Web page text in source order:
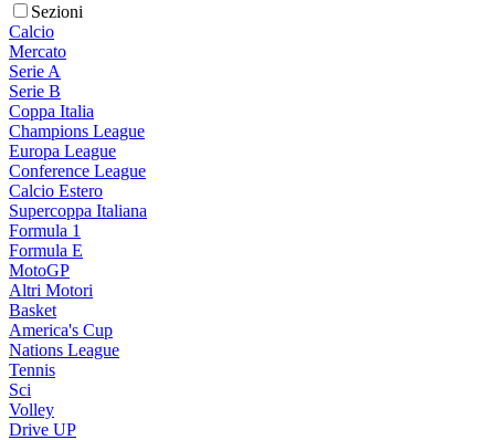
Sezioni
Calcio
Mercato
Serie A
Serie B
Coppa Italia
Champions League
Europa League
Conference League
Calcio Estero
Supercoppa Italiana
Formula 1
Formula E
MotoGP
Altri Motori
Basket
America's Cup
Nations League
Tennis
Sci
Volley
Drive UP